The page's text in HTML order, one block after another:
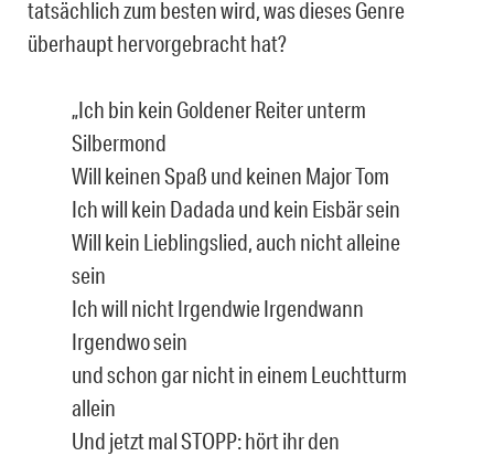
tatsächlich zum besten wird, was dieses Genre
überhaupt hervorgebracht hat?
„Ich bin kein Goldener Reiter unterm
Silbermond
Will keinen Spaß und keinen Major Tom
Ich will kein Dadada und kein Eisbär sein
Will kein Lieblingslied, auch nicht alleine
sein
Ich will nicht Irgendwie Irgendwann
Irgendwo sein
und schon gar nicht in einem Leuchtturm
allein
Und jetzt mal STOPP: hört ihr den